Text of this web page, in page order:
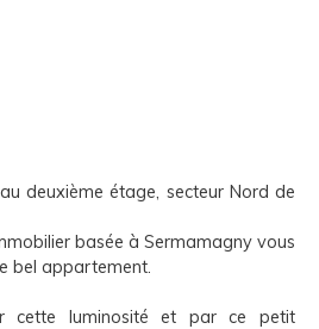
deuxième étage, secteur Nord de
basée à Sermamagny vous
bel appartement.
cette luminosité et par ce petit